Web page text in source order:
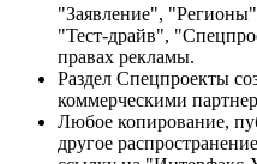
"Заявление",
"Тест-драйв",
правах рекламы.
Раздел Спецпроекты
коммерческими
Любое копирование,
другое